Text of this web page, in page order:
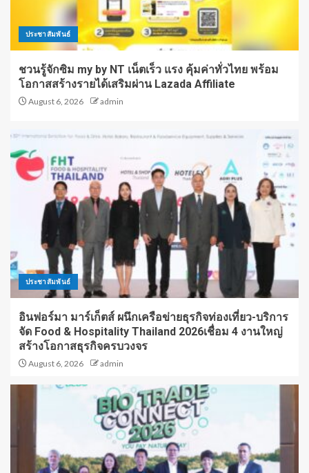
ประชาสัมพันธ์
ชวนรู้จักซิม my by NT เน็ตเร็ว แรง คุ้มค่าทั่วไทย พร้อม
โอกาสสร้างรายได้เสริมผ่าน Lazada Affiliate
August 6, 2026 admin
ประชาสัมพันธ์
อินฟอร์มา มาร์เก็ตส์ ผนึกเครือข่ายธุรกิจท่องเที่ยว-บริการ
จัด Food & Hospitality Thailand 2026เชื่อม 4 งานใหญ่
สร้างโอกาสธุรกิจครบวงจร
August 6, 2026 admin